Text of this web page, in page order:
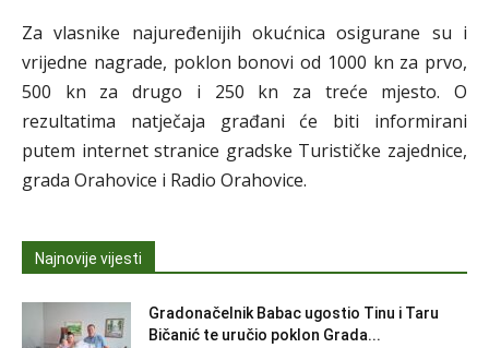
Za vlasnike najuređenijih okućnica osigurane su i
vrijedne nagrade, poklon bonovi od 1000 kn za prvo,
500 kn za drugo i 250 kn za treće mjesto. O
rezultatima natječaja građani će biti informirani
putem internet stranice gradske Turističke zajednice,
grada Orahovice i Radio Orahovice.
Najnovije vijesti
Gradonačelnik Babac ugostio Tinu i Taru
Bičanić te uručio poklon Grada...